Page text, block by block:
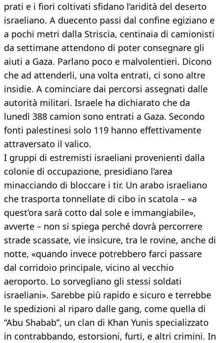
prati e i fiori coltivati sfidano l’aridità del deserto
israeliano. A duecento passi dal confine egiziano e
a pochi metri dalla Striscia, centinaia di camionisti
da settimane attendono di poter consegnare gli
aiuti a Gaza. Parlano poco e malvolentieri. Dicono
che ad attenderli, una volta entrati, ci sono altre
insidie. A cominciare dai percorsi assegnati dalle
autorità militari. Israele ha dichiarato che da
lunedì 388 camion sono entrati a Gaza. Secondo
fonti palestinesi solo 119 hanno effettivamente
attraversato il valico.
I gruppi di estremisti israeliani provenienti dalla
colonie di occupazione, presidiano l’area
minacciando di bloccare i tir. Un arabo israeliano
che trasporta tonnellate di cibo in scatola – «a
quest’ora sarà cotto dal sole e immangiabile»,
avverte – non si spiega perché dovrà percorrere
strade scassate, vie insicure, tra le rovine, anche di
notte, «quando invece potrebbero farci passare
dal corridoio principale, vicino al vecchio
aeroporto. Lo sorvegliano gli stessi soldati
israeliani». Sarebbe più rapido e sicuro e terrebbe
le spedizioni al riparo dalle gang, come quella di
“Abu Shabab”, un clan di Khan Yunis specializzato
in contrabbando, estorsioni, furti, e altri crimini. In